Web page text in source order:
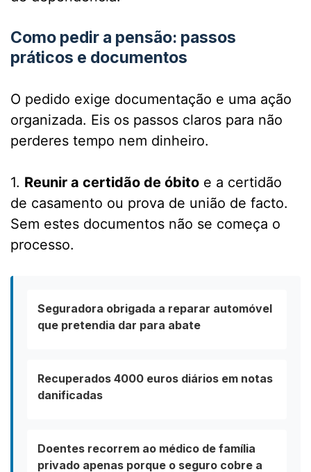
Como pedir a pensão: passos
práticos e documentos
O pedido exige documentação e uma ação
organizada. Eis os passos claros para não
perderes tempo nem dinheiro.
1. Reunir a certidão de óbito e a certidão
de casamento ou prova de união de facto.
Sem estes documentos não se começa o
processo.
Seguradora obrigada a reparar automóvel
que pretendia dar para abate
Recuperados 4000 euros diários em notas
danificadas
Doentes recorrem ao médico de família
privado apenas porque o seguro cobre a